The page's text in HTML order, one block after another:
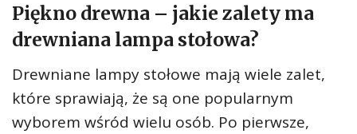
Piękno drewna – jakie zalety ma
drewniana lampa stołowa?
Drewniane lampy stołowe mają wiele zalet,
które sprawiają, że są one popularnym
wyborem wśród wielu osób. Po pierwsze,